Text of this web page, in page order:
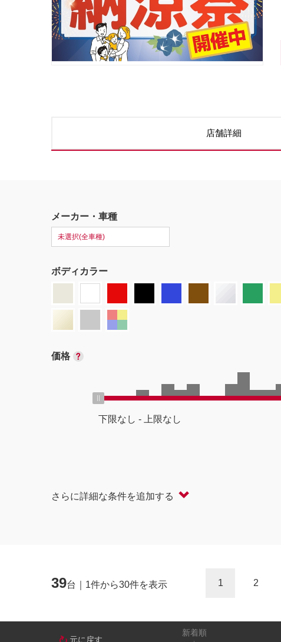
店舗詳細
メーカー・車種
未選択(全車種)
ボディカラー
価格
下限なし - 上限なし
さらに詳細な条件を追加する
39台｜1件から30件を表示 1 2
元に戻す
新着順